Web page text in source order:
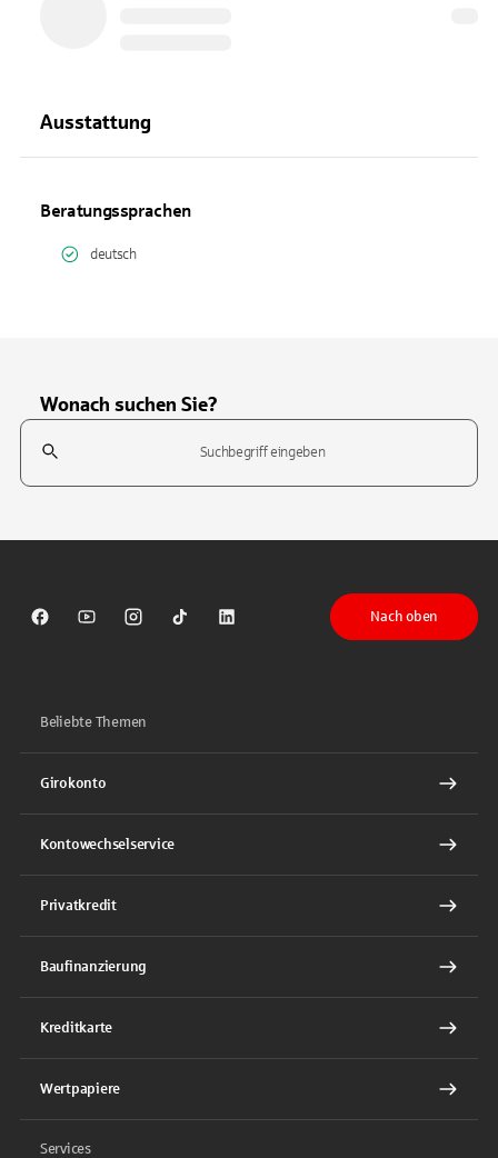
Ausstattung
Beratungssprachen
deutsch
Wonach suchen Sie?
Suchfeld
Sparkasse auf Facebook
Sparkasse auf Youtube
Sparkasse auf Instagram
Sparkasse auf TikTok
Sparkasse auf LinkedIn
Nach oben
Beliebte Themen
Girokonto
Kontowechselservice
Privatkredit
Baufinanzierung
Kreditkarte
Wertpapiere
Services